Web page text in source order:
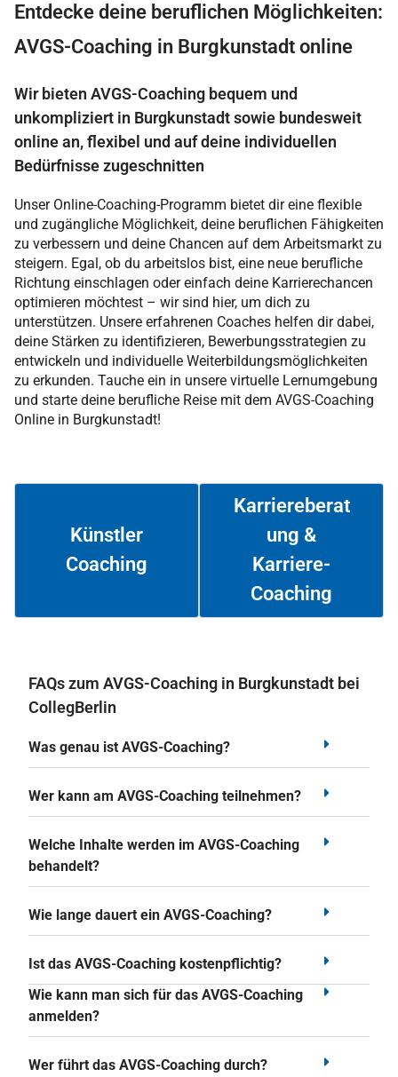
Entdecke deine beruflichen Möglichkeiten:
AVGS-Coaching in Burgkunstadt online
Wir bieten AVGS-Coaching bequem und
unkompliziert in Burgkunstadt sowie bundesweit
online an, flexibel und auf deine individuellen
Bedürfnisse zugeschnitten
Unser Online-Coaching-Programm bietet dir eine flexible
und zugängliche Möglichkeit, deine beruflichen Fähigkeiten
zu verbessern und deine Chancen auf dem Arbeitsmarkt zu
steigern. Egal, ob du arbeitslos bist, eine neue berufliche
Richtung einschlagen oder einfach deine Karrierechancen
optimieren möchtest – wir sind hier, um dich zu
unterstützen. Unsere erfahrenen Coaches helfen dir dabei,
deine Stärken zu identifizieren, Bewerbungsstrategien zu
entwickeln und individuelle Weiterbildungsmöglichkeiten
zu erkunden. Tauche ein in unsere virtuelle Lernumgebung
und starte deine berufliche Reise mit dem AVGS-Coaching
Online in Burgkunstadt!
Künstler
Coaching
Weiterlesen
Karriereberat
ung &
Karriere-
Coaching
Weiterlesen
FAQs zum AVGS-Coaching in Burgkunstadt bei
CollegBerlin
Was genau ist AVGS-Coaching?
Wer kann am AVGS-Coaching teilnehmen?
Welche Inhalte werden im AVGS-Coaching
behandelt?
Wie lange dauert ein AVGS-Coaching?
Ist das AVGS-Coaching kostenpflichtig?
Wie kann man sich für das AVGS-Coaching
anmelden?
Wer führt das AVGS-Coaching durch?